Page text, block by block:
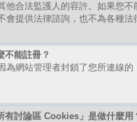
他合法監護人的容許。如果您
會提供法律諮詢，也不為各種法
不能註冊？
為網站管理者封鎖了您所連線
有討論區 Cookies」是做什麼用